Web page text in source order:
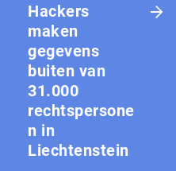
Hackers
maken
gegevens
buiten van
31.000
rechtspersone
n in
Liechtenstein